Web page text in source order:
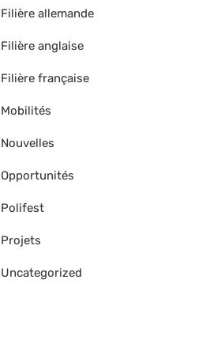
Filière allemande
Filière anglaise
Filière française
Mobilités
Nouvelles
Opportunités
Polifest
Projets
Uncategorized